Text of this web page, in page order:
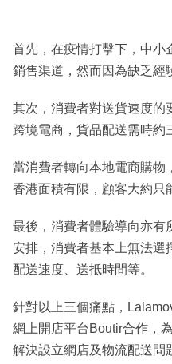
首先，在疫情打擊下，中小
銷售渠道，然而因為缺乏經
其次，消費者對送貨速度的
跨境電商，貨品配送需時約
當消費者轉向本地電商購物
香港面積有限，顧客大約只
最後，消費者體驗導向亦有
安排，消費者基本上無法選
配送速度、送抵時間等。
針對以上三個痛點，
網上開店平台Boutir合作，
解決設立網店及物流配送問